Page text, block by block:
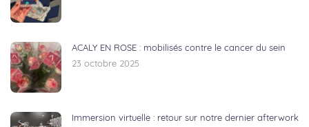
ACALY EN ROSE : mobilisés contre le cancer du sein
23 octobre 2025
Immersion virtuelle : retour sur notre dernier afterwork